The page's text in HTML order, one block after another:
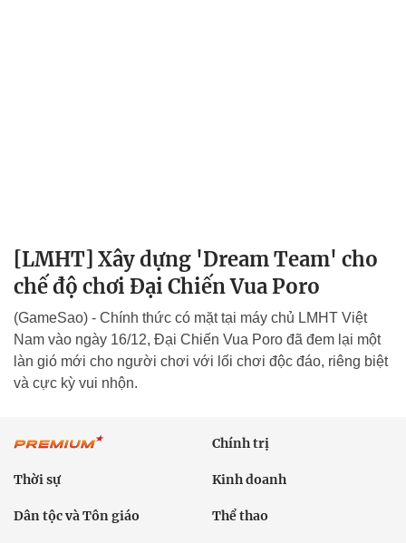
[LMHT] Xây dựng 'Dream Team' cho
chế độ chơi Đại Chiến Vua Poro
(GameSao) - Chính thức có mặt tại máy chủ LMHT Việt
Nam vào ngày 16/12, Đại Chiến Vua Poro đã đem lại một
làn gió mới cho người chơi với lối chơi độc đáo, riêng biệt
và cực kỳ vui nhộn.
Chính trị
Thời sự Kinh doanh
Dân tộc và Tôn giáo Thể thao